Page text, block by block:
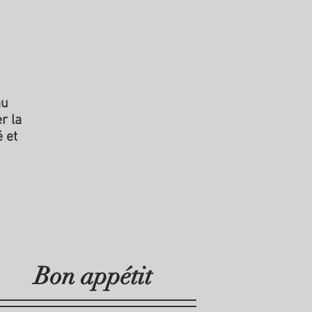
la
et
Bon appétit